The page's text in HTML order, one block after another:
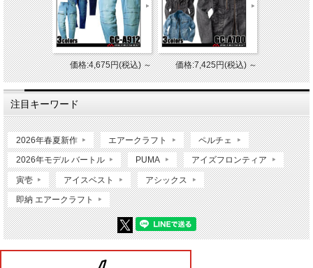
価格:4,675円(税込)～ 価格:7,425円(税込)～
注目キーワード
2026年春夏新作 エアークラフト ペルチェ
2026年モデル バートル PUMA アイズフロンティア
寅壱 アイスベスト アシックス
即納 エアークラフト